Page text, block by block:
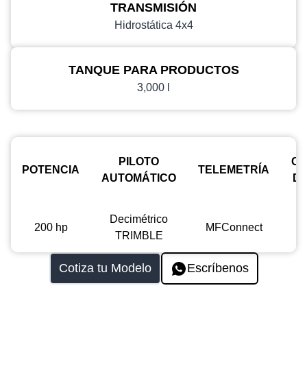
TRANSMISIÓN
Hidrostática 4x4
TANQUE PARA PRODUCTOS
3,000 l
POTENCIA
PILOTO
AUTOMÁTICO
TELEMETRÍA
200 hp
Decimétrico
TRIMBLE
MFConnect
Cotiza tu Modelo Escríbenos